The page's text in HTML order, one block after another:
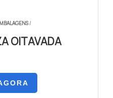
/
OITAVADA